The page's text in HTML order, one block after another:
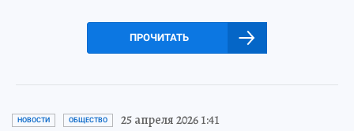
ПРОЧИТАТЬ
НОВОСТИ ОБЩЕСТВО 25 апреля 2026 1:41